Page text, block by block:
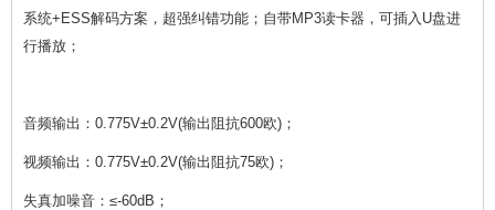
系统+ESS解码方案，超强纠错功能；自带MP3读卡器，可插入U盘进
行播放；
音频输出：0.775V±0.2V(输出阻抗600欧)；
视频输出：0.775V±0.2V(输出阻抗75欧)；
失真加噪音：≤-60dB；